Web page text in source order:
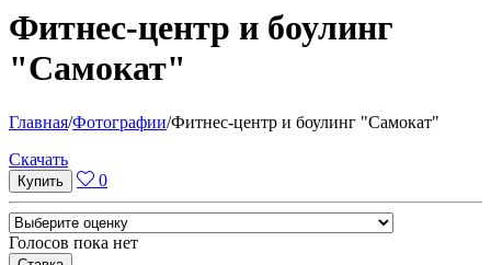
Фитнес-центр и боулинг
"Самокат"
Главная/Фотографии/Фитнес-центр и боулинг "Самокат"
Cкачать
0
Голосов пока нет